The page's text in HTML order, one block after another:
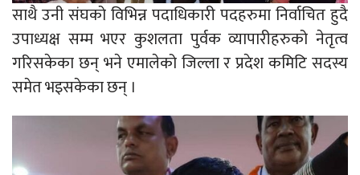
साथै उनी संघको विभिन्न पदाधिकारी पदहरुमा निर्वाचित हुदै
उपाध्यक्ष सम्म भएर कुशलता पुर्वक व्यापारीहरुको नेतृत्व
गरिसकेका छन् भने एमालेको जिल्ला र प्रदेश कमिटि सदस्य
समेत भइसकेका छन् ।